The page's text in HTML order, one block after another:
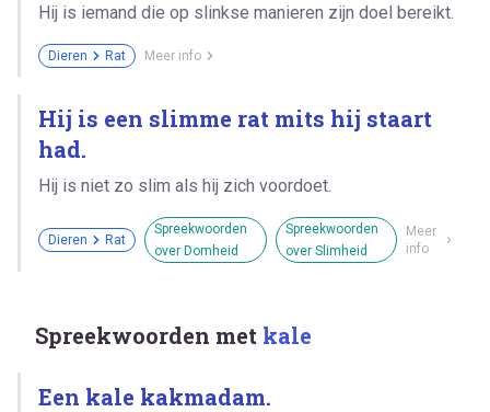
Hij is iemand die op slinkse manieren zijn doel bereikt.
Dieren Rat Meer info
Hij is een slimme rat mits hij staart
had.
Hij is niet zo slim als hij zich voordoet.
Dieren Rat
Spreekwoorden
over Domheid
Spreekwoorden
over Slimheid
Meer
info
Spreekwoorden met kale
Een kale kakmadam.